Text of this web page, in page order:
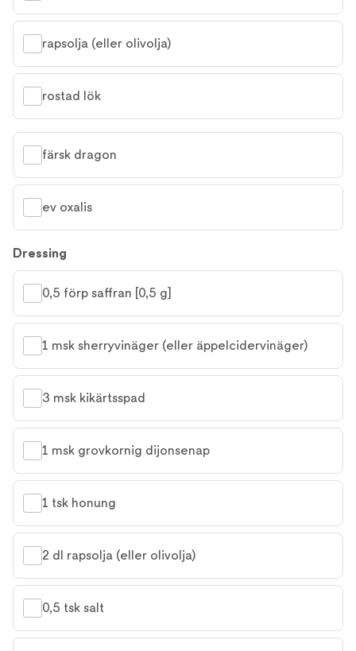
rapsolja (eller olivolja)
rostad lök
färsk dragon
ev oxalis
Dressing
0,5 förp saffran [0,5 g]
1 msk sherryvinäger (eller äppelcidervinäger)
3 msk kikärtsspad
1 msk grovkornig dijonsenap
1 tsk honung
2 dl rapsolja (eller olivolja)
0,5 tsk salt